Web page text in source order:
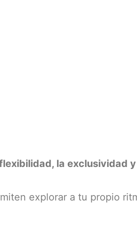
la exclusividad
explorar a tu propio